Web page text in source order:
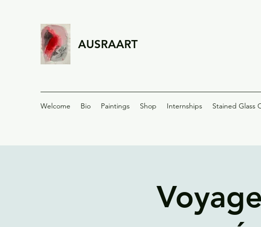
AUSRAART
Welcome Bio Paintings Shop Internships Stained Glass